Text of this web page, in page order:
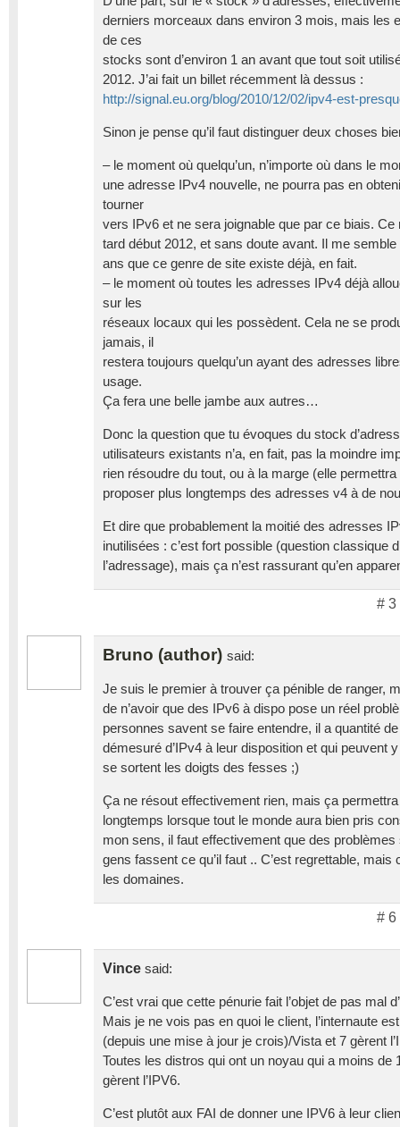
derniers morceaux dans environ 3 mois, mais les
de ces
stocks sont d’environ 1 an avant que tout soit
2012. J’ai fait un billet récemment là dessus :
http://signal.eu.org/blog/2010/12/02/ipv4-est-
Sinon je pense qu’il faut distinguer deux choses
– le moment où quelqu’un, n’importe où dans le
une adresse IPv4 nouvelle, ne pourra pas en
tourner
vers IPv6 et ne sera joignable que par ce biais.
tard début 2012, et sans doute avant. Il me
ans que ce genre de site existe déjà, en fait.
– le moment où toutes les adresses IPv4 déjà
sur les
réseaux locaux qui les possèdent. Cela ne se
jamais, il
restera toujours quelqu’un ayant des adresses
usage.
Ça fera une belle jambe aux autres…
Donc la question que tu évoques du stock
utilisateurs existants n’a, en fait, pas la moindre
rien résoudre du tout, ou à la marge (elle
proposer plus longtemps des adresses v4 à de
Et dire que probablement la moitié des adresses
inutilisées : c’est fort possible (question classique
l’adressage), mais ça n’est rassurant qu’en
# 3
Bruno (author) said:
Je suis le premier à trouver ça pénible de ranger,
de n’avoir que des IPv6 à dispo pose un réel
personnes savent se faire entendre, il a quantité
démesuré d’IPv4 à leur disposition et qui peuvent
se sortent les doigts des fesses ;)
Ça ne résout effectivement rien, mais ça
longtemps lorsque tout le monde aura bien pris
mon sens, il faut effectivement que des
gens fassent ce qu’il faut .. C’est regrettable, mais
les domaines.
# 6
Vince said:
C’est vrai que cette pénurie fait l’objet de pas mal
Mais je ne vois pas en quoi le client, l’internaute
(depuis une mise à jour je crois)/Vista et 7 gèrent
Toutes les distros qui ont un noyau qui a moins de
gèrent l’IPV6.
C’est plutôt aux FAI de donner une IPV6 à leur